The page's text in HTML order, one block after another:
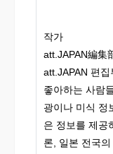
작가
att.JAPAN編集
att.JAPAN 편
좋아하는 사람
광이나 미식 정
은 정보를 제공
론, 일본 전국